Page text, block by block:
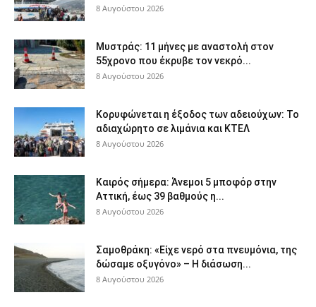
8 Αυγούστου 2026
Μυστράς: 11 μήνες με αναστολή στον
55χρονο που έκρυβε τον νεκρό...
8 Αυγούστου 2026
Κορυφώνεται η έξοδος των αδειούχων: Το
αδιαχώρητο σε λιμάνια και ΚΤΕΛ
8 Αυγούστου 2026
Καιρός σήμερα: Άνεμοι 5 μποφόρ στην
Αττική, έως 39 βαθμούς η...
8 Αυγούστου 2026
Σαμοθράκη: «Είχε νερό στα πνευμόνια, της
δώσαμε οξυγόνο» – Η διάσωση...
8 Αυγούστου 2026